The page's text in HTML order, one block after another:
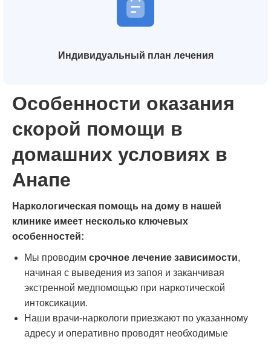
Индивидуальный план лечения
Особенности оказания
скорой помощи в
домашних условиях в
Анапе
Наркологическая помощь на дому в нашей
клинике имеет несколько ключевых
особенностей:
Мы проводим срочное лечение зависимости,
начиная с выведения из запоя и заканчивая
экстренной медпомощью при наркотической
интоксикации.
Наши врачи-наркологи приезжают по указанному
адресу и оперативно проводят необходимые